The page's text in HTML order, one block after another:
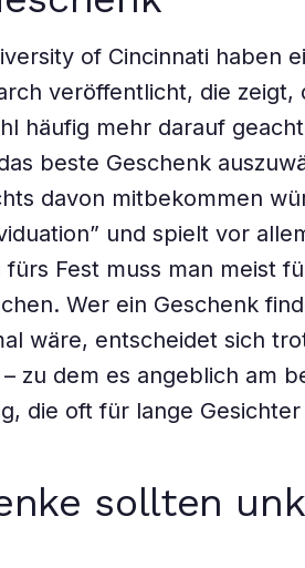
of Cincinnati haben
veröffentlicht, die zeigt,
häufig mehr darauf
beste Geschenk
davon mitbekommen
und spielt vor
fürs Fest muss man meist
Wer ein Geschenk
wäre, entscheidet sich
zu dem es angeblich am
die oft für lange
sollten